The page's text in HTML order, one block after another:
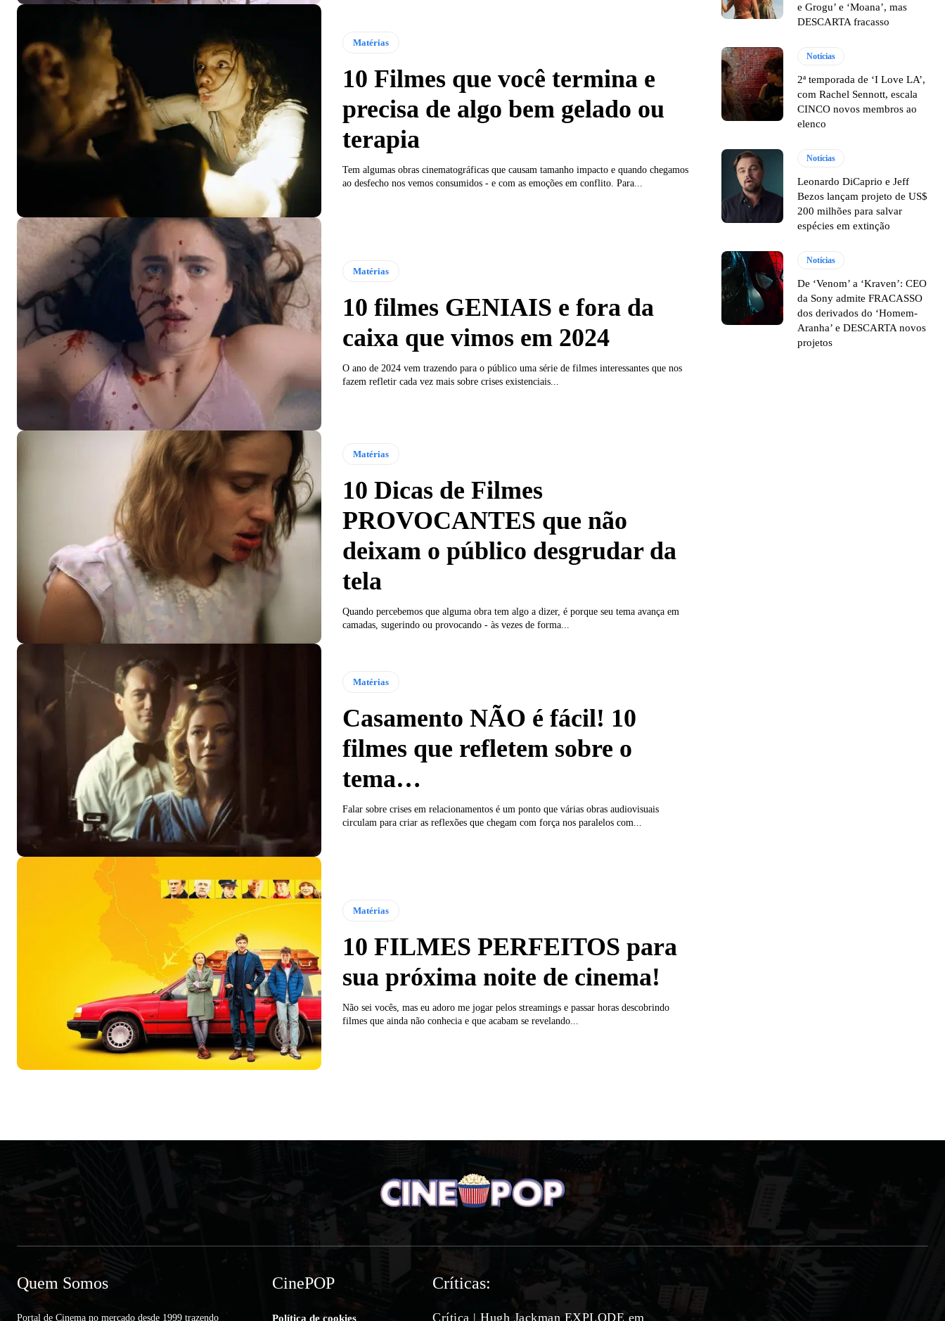
Matérias
10 Filmes que você termina e
precisa de algo bem gelado ou
terapia
Tem algumas obras cinematográficas que causam tamanho impacto e quando chegamos
ao desfecho nos vemos consumidos - e com as emoções em conflito. Para...
Matérias
10 filmes GENIAIS e fora da
caixa que vimos em 2024
O ano de 2024 vem trazendo para o público uma série de filmes interessantes que nos
fazem refletir cada vez mais sobre crises existenciais...
Matérias
10 Dicas de Filmes
PROVOCANTES que não
deixam o público desgrudar da
tela
Quando percebemos que alguma obra tem algo a dizer, é porque seu tema avança em
camadas, sugerindo ou provocando - às vezes de forma...
Matérias
Casamento NÃO é fácil! 10
filmes que refletem sobre o
tema…
Falar sobre crises em relacionamentos é um ponto que várias obras audiovisuais
circulam para criar as reflexões que chegam com força nos paralelos com...
Matérias
10 FILMES PERFEITOS para
sua próxima noite de cinema!
Não sei vocês, mas eu adoro me jogar pelos streamings e passar horas descobrindo
filmes que ainda não conhecia e que acabam se revelando...
e Grogu’ e ‘Moana’, mas
DESCARTA fracasso
Notícias
2ª temporada de ‘I Love LA’,
com Rachel Sennott, escala
CINCO novos membros ao
elenco
Notícias
Leonardo DiCaprio e Jeff
Bezos lançam projeto de US$
200 milhões para salvar
espécies em extinção
Notícias
De ‘Venom’ a ‘Kraven’: CEO
da Sony admite FRACASSO
dos derivados do ‘Homem-
Aranha’ e DESCARTA novos
projetos
Quem Somos
Portal de Cinema no mercado desde 1999 trazendo
CinePOP
Política de cookies
Críticas:
Crítica | Hugh Jackman EXPLODE em